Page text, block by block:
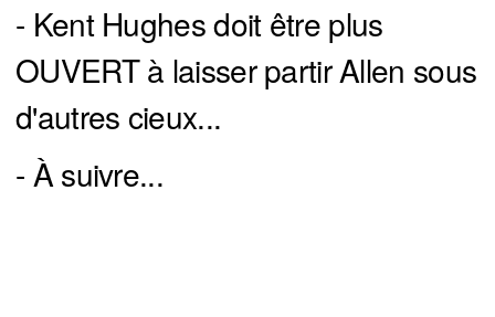
- Kent Hughes doit être plus
OUVERT à laisser partir Allen sous
d'autres cieux...
- À suivre...